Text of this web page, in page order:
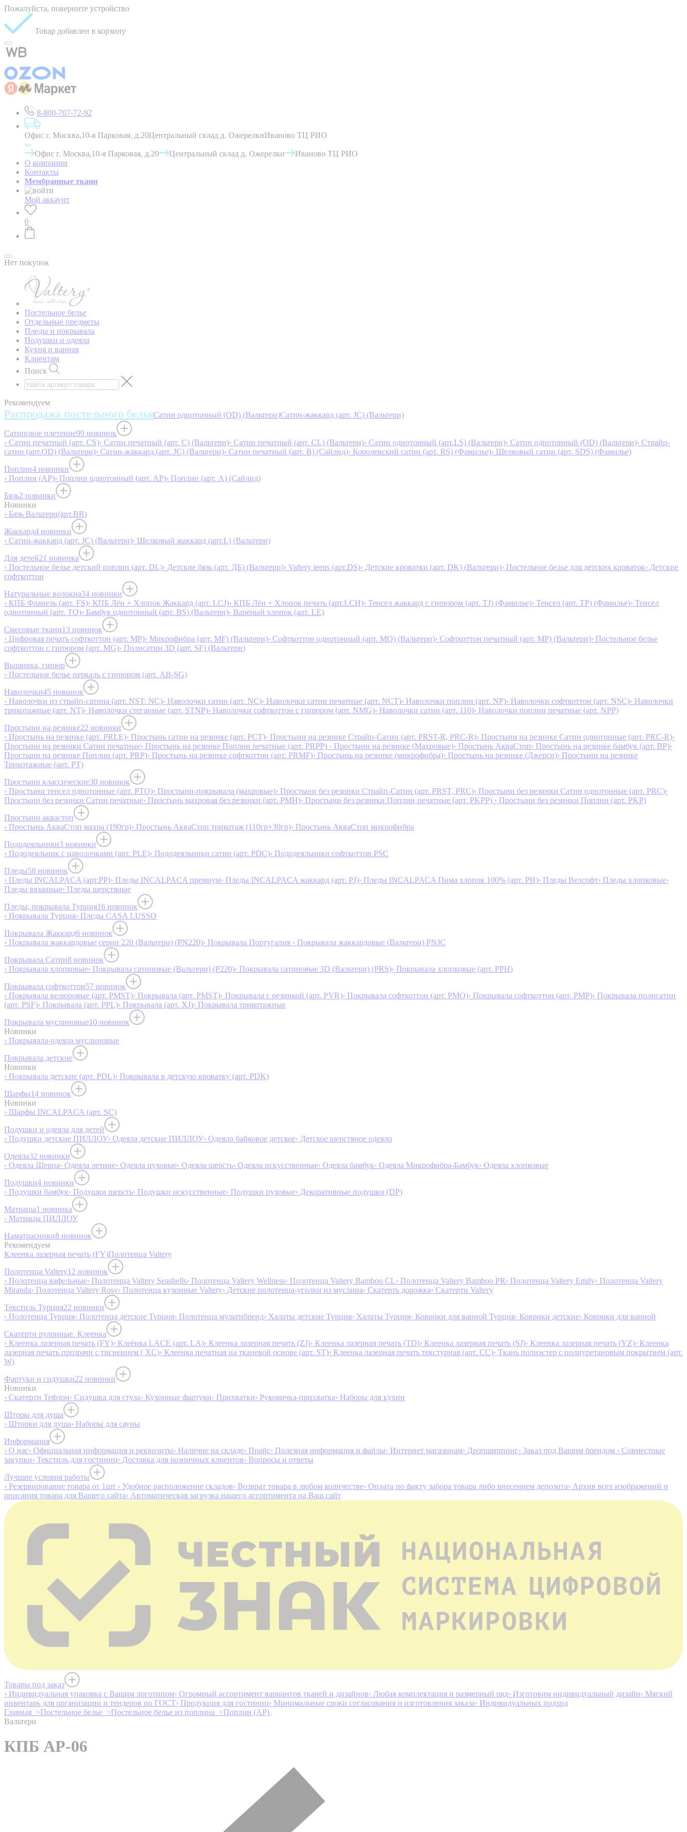
Пожалуйста, поверните устройство
Товар добавлен в корзину
8-800-707-72-92
Офис г. Москва,10-я Парковая, д.20Центральный склад д. ОжерелкиИваново ТЦ РИО
Офис г. Москва,10-я Парковая, д.20 Центральный склад д. Ожерелки
Иваново ТЦ РИО
О компании
Контакты
Мембранные ткани
Мой аккаунт
0
Нет покупок
Постельное белье
Отдельные предметы
Пледы и покрывала
Подушки и одеяла
Кухня и ванная
Клиентам
Поиск
Рекомендуем
Распродажа постельного бельяСатин однотонный (OD) (Вальтери)Сатин-жаккард (арт. JC) (Вальтери)
Сатиновое плетение99 новинок
› Сатин печатный (арт. СS)› Сатин печатный (арт. С) (Вальтери)› Сатин печатный (арт. СL) (Вальтери)› Сатин однотонный (арт.LS) (Вальтери)› Сатин однотонный (OD) (Вальтери)› Страйп-
сатин (арт.OD) (Вальтери)› Сатин-жаккард (арт. JC) (Вальтери)› Сатин печатный (арт. В) (Сайлид)› Королевский сатин (арт. RS) (Фамилье)› Шелковый сатин (арт. SDS) (Фамилье)
Поплин4 новинки
› Поплин (AP)› Поплин однотонный (арт. AP)› Поплин (арт. А) (Сайлид)
Бязь2 новинки
Новинки
› Бязь Вальтери(арт.BR)
Жаккард4 новинки
› Сатин-жаккард (арт. JC) (Вальтери)› Шелковый жаккард (арт.L) (Вальтери)
Для детей21 новинка
› Постельное белье детский поплин (арт. DL)› Детские бязь (арт. ДБ) (Вальтери)› Valtery teens (арт.DS)› Детские кроватки (арт. DK) (Вальтери)› Постельное белье для детских кроваток› Детские
софткоттон
Натуральные волокна34 новинки
› КПБ Фланель (арт. FS)› КПБ Лён + Хлопок Жаккард (арт. LCJ)› КПБ Лён + Хлопок печать (арт.LCH)› Тенсел жаккард с гипюром (арт. TJ) (Фамилье)› Тенсел (арт. ТР) (Фамилье)› Тенсел
однотонный (арт. TO)› Бамбук однотонный (арт. BS) (Вальтери)› Варёный хлопок (арт. LE)
Смесовые ткани13 новинок
› Цифровая печать софткоттон (арт. MP)› Микрофибра (арт. MF) (Вальтери)› Софткоттон однотонный (арт. MO) (Вальтери)› Софткоттон печатный (арт. MР) (Вальтери)› Постельное белье
софткоттон с гипюром (арт. MG)› Полисатин 3D (арт. SF) (Вальтери)
Вышивка, гипюр
› Постельное белье перкаль с гипюром (арт. AB-SG)
Наволочки45 новинок
› Наволочки из страйп-сатина (арт. NST: NC)› Наволочки сатин (арт. NC)› Наволочки сатин печатные (арт. NCT)› Наволочки поплин (арт. NP)› Наволочки софткоттон (арт. NSC)› Наволочки
трикотажные (арт. NT)› Наволочки стеганные (арт. STNP)› Наволочки софткоттон с гипюром (арт. NMG)› Наволочки сатин (арт. 110)› Наволочки поплин печатные (арт. NPP)
Простыни на резинке22 новинки
› Простынь на резинке (арт. PRLE)› Простынь сатин на резинке (арт. PCT)› Простыни на резинке Страйп-Сатин (арт. PRST-R, PRC-R)› Простыни на резинке Сатин однотонные (арт. PRC-R)›
Простыни на резинки Сатин печатные› Простынь на резинке Поплин печатные (арт. PRPP) › Простыни на резинке (Махровые)› Простынь АкваСтоп› Простынь на резинке бамбук (арт. BP)›
Простыни на резинке Поплин (арт. PRP)› Простынь на резинке софткоттон (арт. PRMF)› Простынь на резинке (микрофибра)› Простынь на резинке (Джерси)› Простыни на резинке
Трикотажные (арт. РТ)
Простыни классические30 новинок
› Простыни тенсел однотонные (арт. PTO)› Простыни-покрывала (махровые)› Простыни без резинки Страйп-Сатин (арт. PRST, PRC)› Простыни без резинки Сатин однотонные (арт. PRC)›
Простыни без резинки Сатин печатные› Простынь махровая без резинки (арт. PMH)› Простыни без резинки Поплин печатные (арт. PKPP) › Простыни без резинки Поплин (арт. PKP)
Простыни аквастоп
› Простынь АкваСтоп махра (190гр)› Простынь АкваСтоп трикотаж (110гр+30гр)› Простынь АкваСтоп микрофибра
Пододеяльники3 новинки
› Пододеяльник с наволочками (арт. PLE)› Пододеяльники сатин (арт. PDC)› Пододеяльники софткоттон PSC
Пледы58 новинок
› Пледы INCALPACA (арт.PP)› Пледы INCALPACA премиум› Пледы INCALPACA жаккард (арт. PJ)› Пледы INCALPACA Пима хлопок 100% (арт. PH)› Пледы Велсофт› Пледы хлопковые›
Пледы вязанные› Пледы шерстяные
Пледы, покрывала Турция16 новинок
› Покрывала Турция› Пледы CASA LUSSO
Покрывала Жаккард6 новинок
› Покрывала жаккардовые серии 220 (Вальтери) (PN220)› Покрывала Португалия › Покрывала жаккардовые (Вальтери) PNJC
Покрывала Сатин8 новинок
› Покрывала хлопковые› Покрывала сатиновые (Вальтери) (P220)› Покрывала сатиновые 3D (Вальтери) (PRS)› Покрывала хлопковые (арт. PPH)
Покрывала софткоттон57 новинок
› Покрывала велюровые (арт. PMST)› Покрывала (арт. PMST)› Покрывала с резинкой (арт. PVR)› Покрывала софткоттон (арт. PMO)› Покрывала софткоттон (арт. PMP)› Покрывала полисатин
(арт. PSF)› Покрывала (арт. PPL)› Покрывала (арт. XJ)› Покрывала трикотажные
Покрывала муслиновые10 новинок
Новинки
› Покрывала-одеяла муслиновые
Покрывала детские
Новинки
› Покрывала детские (арт. PDL)› Покрывала в детскую кроватку (арт. PDK)
Шарфы14 новинок
Новинки
› Шарфы INCALPACA (арт. SC)
Подушки и одеяла для детей
› Подушки детские ПИЛЛОУ› Одеяла детские ПИЛЛОУ› Одеяло байковое детское› Детское шерстяное одеяло
Одеяла32 новинки
› Одеяла Шерпа› Одеяла летние› Одеяла пуховые› Одеяла шерсть› Одеяла искусственные› Одеяла бамбук› Одеяла Микрофибра-Бамбук› Одеяла хлопковые
Подушки4 новинки
› Подушки бамбук› Подушки шерсть› Подушки искусственные› Подушки пуховые› Декоративные подушки (DP)
Матрацы1 новинка
› Матрацы ПИЛЛОУ
Наматрасники8 новинок
Рекомендуем
Клеенка лазерная печать (FY)Полотенца Valtery
Полотенца Valtery12 новинок
› Полотенца вафельные› Полотенца Valtery Seashells› Полотенца Valtery Wellness› Полотенца Valtery Bamboo CL› Полотенца Valtery Bamboo PR› Полотенца Valtery Emily› Полотенца Valtery
Miranda› Полотенца Valtery Rosy› Полотенца кухонные Valtery› Детские полотенца-уголки из муслина› Скатерть дорожка› Скатерти Valtery
Текстиль Турция22 новинки
› Полотенца Турция› Полотенца детские Турция› Полотенца мультибренд› Халаты детские Турция› Халаты Турция› Коврики для ванной Турция› Коврики детские› Коврики для ванной
Скатерти рулонные. Клеенка
› Клеенка лазерная печать (FY)› Клеёнка LACE (арт. LA)› Клеенка лазерная печать (ZJ)› Клеенка лазерная печать (TD)› Клеенка лазерная печать (SJ)› Клеенка лазерная печать (YZ)› Клеенка
лазерная печать прозрачн с тиснением ( XC)› Клеенка печатная на тканевой основе (арт. ST)› Клеенка лазерная печать текстурная (арт. CC)› Ткань полиэстер с полиуретановым покрытием (арт.
W)
Фартуки и сидушки22 новинки
Новинки
› Скатерти Тефлон› Сидушка для стула› Кухонные фартуки› Прихватки› Руковичка-прихватка› Наборы для кухни
Шторы для душа
› Шторки для душа› Наборы для сауны
Информация
› О нас› Официальная информация и реквизиты› Наличие на складе› Прайс› Полезная информация и файлы› Интернет магазинам› Дропшиппинг› Заказ под Вашим брендом › Совместные
закупки› Текстиль для гостиниц› Доставка для розничных клиентов› Вопросы и ответы
Лучшие условия работы
› Резервирование товара от 1шт › Удобное расположение складов› Возврат товара в любом количестве› Оплата по факту забора товара либо внесением депозита› Архив всех изображений и
описания товара для Вашего сайта› Автоматическая загрузка нашего ассортимента на Ваш сайт
Товары под заказ
› Индивидуальная упаковка с Вашим логотипом› Огромный ассортимент вариантов тканей и дизайнов› Любая комплектация и размерный ряд› Изготовим индивидуальный дизайн› Мягкий
инвентарь для организации и тендеров по ГОСТ› Продукция для гостиниц› Минимальные сроки согласования и изготовления заказа› Индивидуальных подход
Главная >Постельное белье >Постельное белье из поплина >Поплин (AP)
Вальтери
КПБ AP-06